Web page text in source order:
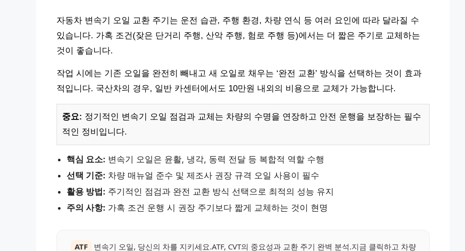
자동차 변속기 오일 교환 주기는 운전 습관, 주행 환경, 차량 연식 등 여러 요인에 따라 달라질 수
있습니다. 가혹 조건(잦은 단거리 주행, 산악 주행, 험로 주행 등)에서는 더 짧은 주기로 교체하는
것이 좋습니다.
작업 시에는 기존 오일을 완전히 빼내고 새 오일로 채우는 ‘완전 교환’ 방식을 선택하는 것이 효과
적입니다. 국산차의 경우, 일반 카센터에서도 10만원 내외의 비용으로 교체가 가능합니다.
중요: 정기적인 변속기 오일 점검과 교체는 차량의 수명을 연장하고 안전 운행을 보장하는 필수
적인 정비입니다.
핵심 요소: 변속기 오일은 윤활, 냉각, 동력 전달 등 복합적 역할 수행
선택 기준: 차량 매뉴얼 준수 및 제조사 권장 규격 오일 사용이 필수
활용 방법: 주기적인 점검과 완전 교환 방식 선택으로 최적의 성능 유지
주의 사항: 가혹 조건 운행 시 권장 주기보다 짧게 교체하는 것이 현명
ATF 변속기 오일, 당신의 차를 지키세요.ATF, CVT의 중요성과 교환 주기 완벽 분석.지금 클릭하고 차량